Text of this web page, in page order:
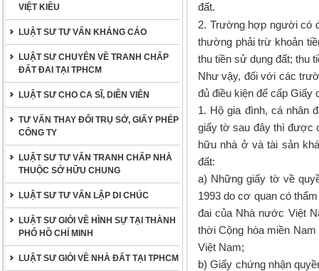
VIỆT KIỀU
LUẬT SƯ TƯ VẤN KHÁNG CÁO
LUẬT SƯ CHUYÊN VỀ TRANH CHẤP
ĐẤT ĐAI TẠI TPHCM
LUẬT SƯ CHO CA SĨ, DIỄN VIÊN
TƯ VẤN THAY ĐỔI TRỤ SỞ, GIẤY PHÉP
CÔNG TY
LUẬT SƯ TƯ VẤN TRANH CHẤP NHÀ
THUỘC SỞ HỮU CHUNG
LUẬT SƯ TƯ VẤN LẬP DI CHÚC
LUẬT SƯ GIỎI VỀ HÌNH SỰ TẠI THÀNH
PHỐ HỒ CHÍ MINH
LUẬT SƯ GIỎI VỀ NHÀ ĐẤT TẠI TPHCM
đất.
2. Trường hợp người có
thường phải trừ khoản
thu tiền sử dụng đất; thu
Như vậy, đối với các
đủ điều kiện để cấp Giấy
1. Hộ gia đình, cá nhân
giấy tờ sau đây thì được
hữu nhà ở và tài sản
đất:
a) Những giấy tờ về
1993 do cơ quan có
đai của Nhà nước Việt
thời Cộng hòa miền
Việt Nam;
b) Giấy chứng nhận